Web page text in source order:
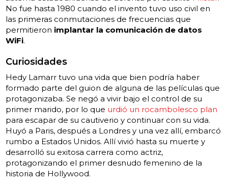
No fue hasta 1980 cuando el invento tuvo uso civil en
las primeras conmutaciones de frecuencias que
permitieron implantar la comunicación de datos
WiFi.
Curiosidades
Hedy Lamarr tuvo una vida que bien podría haber
formado parte del guion de alguna de las películas que
protagonizaba. Se negó a vivir bajo el control de su
primer marido, por lo que urdió un rocambolesco plan
para escapar de su cautiverio y continuar con su vida.
Huyó a Paris, después a Londres y una vez allí, embarcó
rumbo a Estados Unidos. Allí vivió hasta su muerte y
desarrolló su exitosa carrera como actriz,
protagonizando el primer desnudo femenino de la
historia de Hollywood.